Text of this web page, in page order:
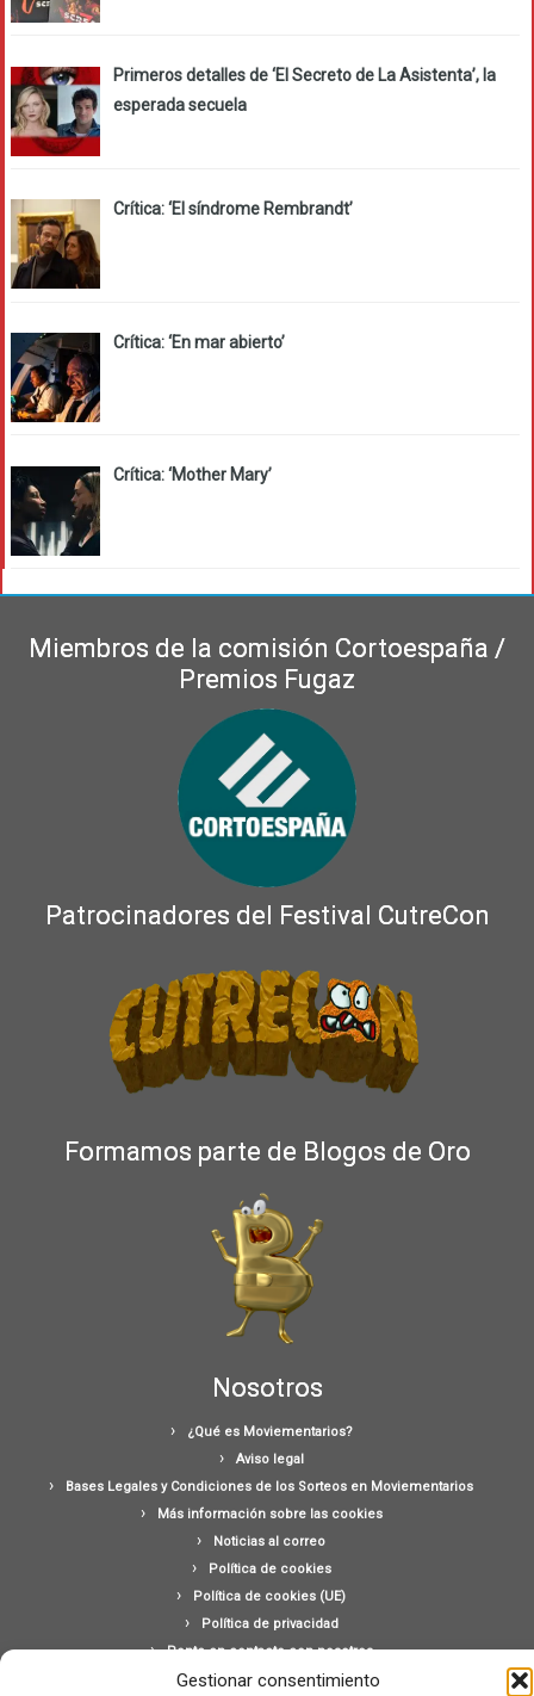
Gestionar consentimiento
Primeros detalles de ‘El Secreto de La Asistenta’, la
esperada secuela
Crítica: ‘El síndrome Rembrandt’
Crítica: ‘En mar abierto’
Crítica: ‘Mother Mary’
Miembros de la comisión Cortoespaña /
Premios Fugaz
Patrocinadores del Festival CutreCon
Formamos parte de Blogos de Oro
Nosotros
¿Qué es Moviementarios?
Aviso legal
Bases Legales y Condiciones de los Sorteos en Moviementarios
Más información sobre las cookies
Noticias al correo
Política de cookies
Política de cookies (UE)
Política de privacidad
Ponte en contacto con nosotros